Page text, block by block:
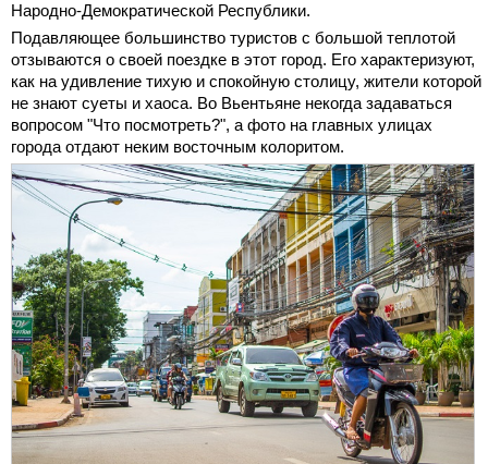
Народно-Демократической Республики.
Подавляющее большинство туристов с большой теплотой
отзываются о своей поездке в этот город. Его характеризуют,
как на удивление тихую и спокойную столицу, жители которой
не знают суеты и хаоса. Во Вьентьяне некогда задаваться
вопросом "Что посмотреть?", а фото на главных улицах
города отдают неким восточным колоритом.